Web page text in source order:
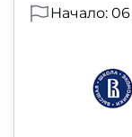
Начало: